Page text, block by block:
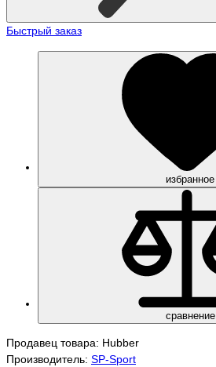
Быстрый заказ
избранное
сравнение
Продавец товара: Hubber
Производитель: SP-Sport